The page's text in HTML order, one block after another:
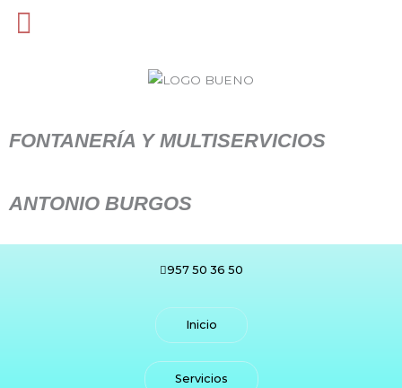
FONTANERÍA Y MULTISERVICIOS
ANTONIO BURGOS
957 50 36 50
Inicio
Servicios